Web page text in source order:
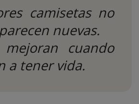
camisetas no
nuevas.
cuando
a tener vida.